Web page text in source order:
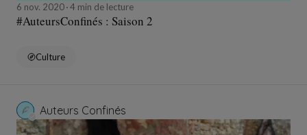
6 nov. 2020 4 min de lecture
#AuteursConfinés : Saison 2
Culture
Auteurs Confinés